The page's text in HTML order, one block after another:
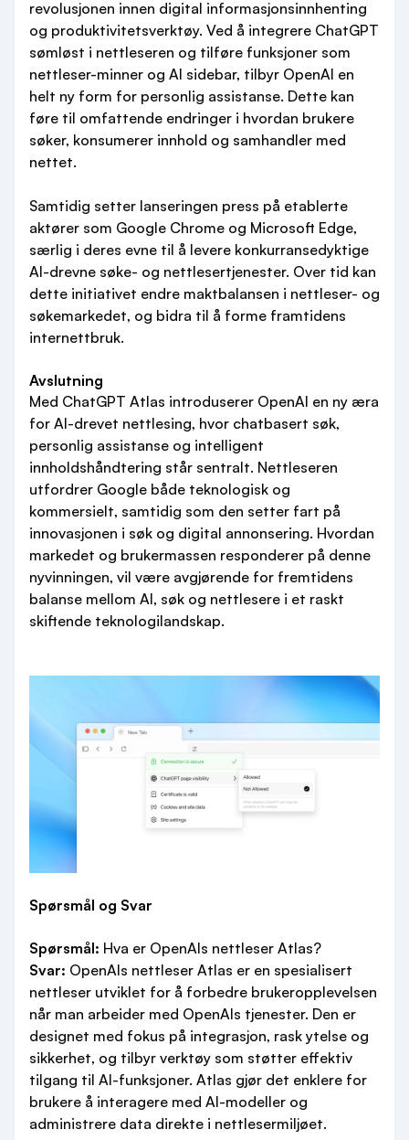
revolusjonen innen digital informasjonsinnhenting
og produktivitetsverktøy. Ved å integrere ChatGPT
sømløst i nettleseren og tilføre funksjoner som
nettleser-minner og AI sidebar, tilbyr OpenAI en
helt ny form for personlig assistanse. Dette kan
føre til omfattende endringer i hvordan brukere
søker, konsumerer innhold og samhandler med
nettet.
Samtidig setter lanseringen press på etablerte
aktører som Google Chrome og Microsoft Edge,
særlig i deres evne til å levere konkurransedyktige
AI-drevne søke- og nettlesertjenester. Over tid kan
dette initiativet endre maktbalansen i nettleser- og
søkemarkedet, og bidra til å forme framtidens
internettbruk.
Avslutning
Med ChatGPT Atlas introduserer OpenAI en ny æra
for AI-drevet nettlesing, hvor chatbasert søk,
personlig assistanse og intelligent
innholdshåndtering står sentralt. Nettleseren
utfordrer Google både teknologisk og
kommersielt, samtidig som den setter fart på
innovasjonen i søk og digital annonsering. Hvordan
markedet og brukermassen responderer på denne
nyvinningen, vil være avgjørende for fremtidens
balanse mellom AI, søk og nettlesere i et raskt
skiftende teknologilandskap.
Spørsmål og Svar
Spørsmål: Hva er OpenAIs nettleser Atlas?
Svar: OpenAIs nettleser Atlas er en spesialisert
nettleser utviklet for å forbedre brukeropplevelsen
når man arbeider med OpenAIs tjenester. Den er
designet med fokus på integrasjon, rask ytelse og
sikkerhet, og tilbyr verktøy som støtter effektiv
tilgang til AI-funksjoner. Atlas gjør det enklere for
brukere å interagere med AI-modeller og
administrere data direkte i nettlesermiljøet.